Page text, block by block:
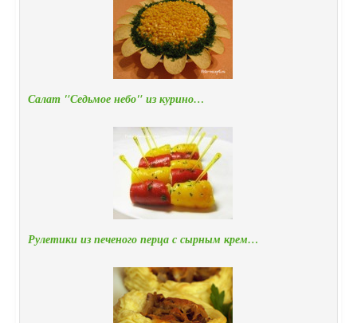
Салат "Седьмое небо" из курино…
Рулетики из печеного перца с сырным крем…